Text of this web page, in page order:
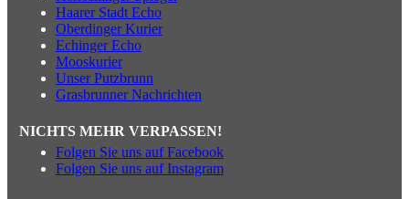
Haarer Stadt Echo
Oberdinger Kurier
Echinger Echo
Mooskurier
Unser Putzbrunn
Grasbrunner Nachrichten
NICHTS MEHR VERPASSEN!
Folgen Sie uns auf Facebook
Folgen Sie uns auf Instagram